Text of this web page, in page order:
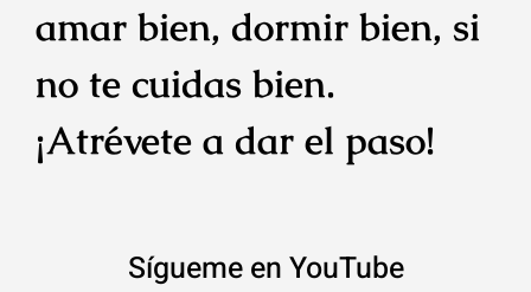
amar bien, dormir bien, si
no te cuidas bien.
¡Atrévete a dar el paso!
Sígueme en YouTube